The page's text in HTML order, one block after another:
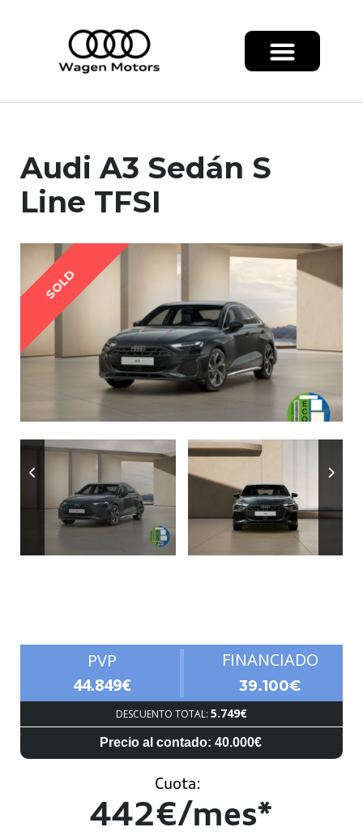
Audi A3 Sedán S
Line TFSI
SOLD
PVP
44.849€
FINANCIADO
39.100€
DESCUENTO TOTAL: 5.749€
Precio al contado: 40.000€
Cuota:
442€/mes*